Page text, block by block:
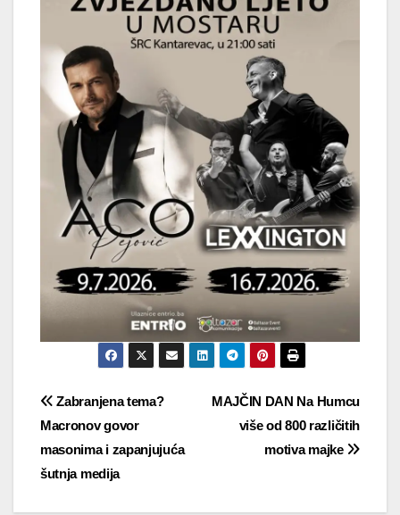
Navigacija
objava
MAJČIN DAN Na Humcu
više od 800 različitih
motiva majke
Zabranjena tema?
Macronov govor
masonima i zapanjujuća
šutnja medija